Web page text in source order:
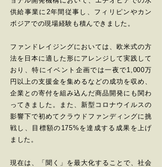
供給事業に2年間従事し、フィリピンやカン
ボジアでの現場経験も積んできました。
ファンドレイジングにおいては、欧米式の方
法を日本に適した形にアレンジして実践して
おり、特にイベント企画では一夜で1,000万
円以上の支援金を集めるなどの成功を収め、
企業との寄付を組み込んだ商品開発にも関わ
ってきました。また、新型コロナウイルスの
影響下で初めてクラウドファンディングに挑
戦し、目標額の175%を達成する成果を上げ
ました。
現在は、「聞く」を最大化することで、社会